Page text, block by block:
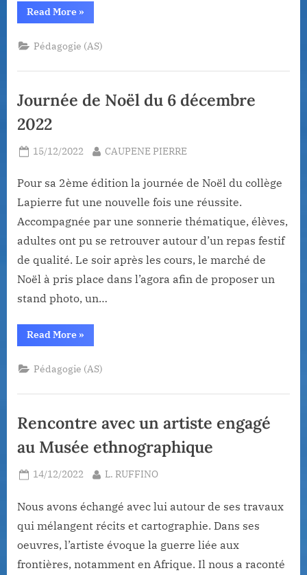
Read More“Les
délégués
4ème
solidaires”
»
Pédagogie (AS)
Journée de Noël du 6 décembre
2022
Posted
15/12/2022 By
CAUPENE PIERRE
Pour sa 2ème édition la journée de Noël du collège
Lapierre fut une nouvelle fois une réussite.
Accompagnée par une sonnerie thématique, élèves,
adultes ont pu se retrouver autour d’un repas festif
de qualité. Le soir après les cours, le marché de
Noël à pris place dans l’agora afin de proposer un
stand photo, un…
Read More“Journée
de
du
6
2022”
»
Pédagogie (AS)
Rencontre avec un artiste engagé
au Musée ethnographique
Posted
14/12/2022 By
L. RUFFINO
Nous avons échangé avec lui autour de ses travaux
qui mélangent récits et cartographie. Dans ses
oeuvres, l’artiste évoque la guerre liée aux
frontières, notamment en Afrique. Il nous a raconté